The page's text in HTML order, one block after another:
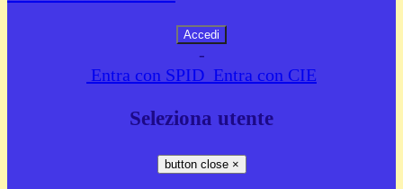
-
Entra con SPID Entra con CIE
Seleziona utente
button close ×